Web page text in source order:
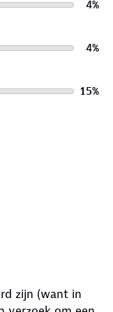
4%
4%
15%
zijn (want in